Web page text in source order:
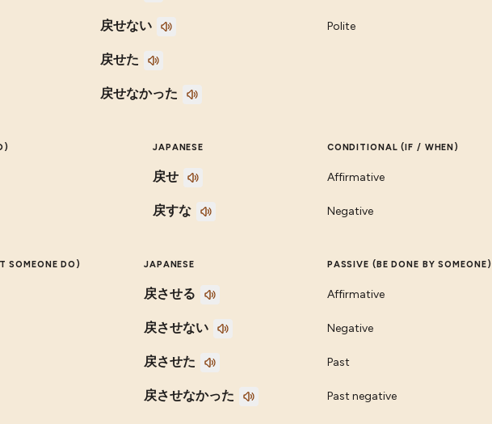
戻せない
戻せた
戻せなかった
Polite
JAPANESE
戻せ
戻すな
CONDITIONAL (IF / WHEN)
Affirmative
Negative
SOMEONE DO) JAPANESE
戻させる
戻させない
戻させた
戻させなかった
PASSIVE (BE DONE BY SOMEONE)
Affirmative
Negative
Past
Past negative